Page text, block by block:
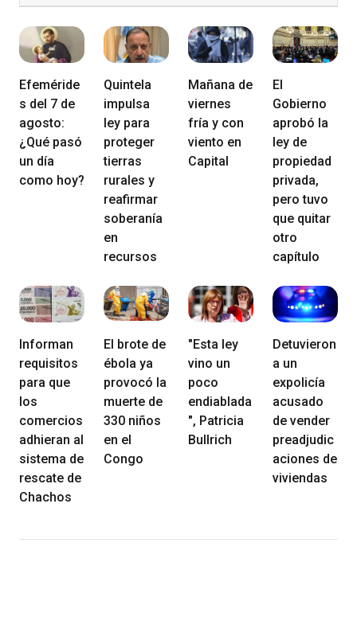
Efeméride
s del 7 de
agosto:
¿Qué pasó
un día
como hoy?
Quintela
impulsa
ley para
proteger
tierras
rurales y
reafirmar
soberanía
en
recursos
Mañana de
viernes
fría y con
viento en
Capital
El
Gobierno
aprobó la
ley de
propiedad
privada,
pero tuvo
que quitar
otro
capítulo
Informan
requisitos
para que
los
comercios
adhieran al
sistema de
rescate de
Chachos
El brote de
ébola ya
provocó la
muerte de
330 niños
en el
Congo
"Esta ley
vino un
poco
endiablada
", Patricia
Bullrich
Detuvieron
a un
expolicía
acusado
de vender
preadjudic
aciones de
viviendas